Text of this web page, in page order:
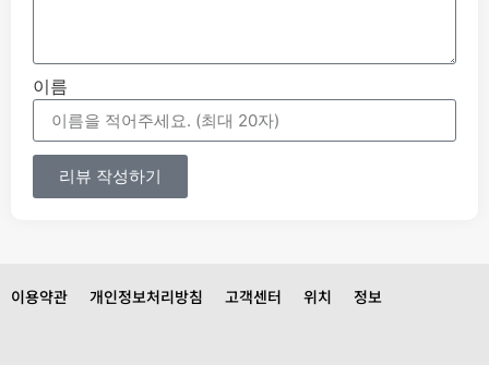
이름
리뷰 작성하기
이용약관 개인정보처리방침 고객센터 위치 정보